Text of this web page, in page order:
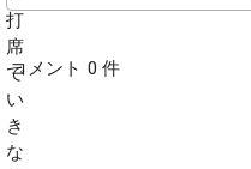
コメント 0 件